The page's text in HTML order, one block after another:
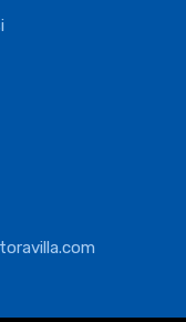
toravilla.com